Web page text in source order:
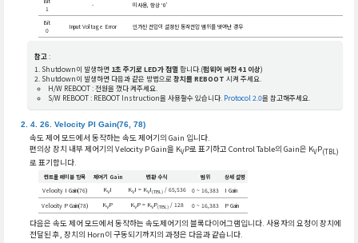
1
- 미사용, 항상 ‘0’
Bit
0
Input Voltage Error 인가된 전압이 설정된 동작전압 범위를 벗어난 경우
참고 :
Shutdown이 발생하면 1초 주기로 LED가 점멸 합니다.(펌웨어 버전 41 이상)
Shutdown이 발생하면 다음과 같은 방법으로 장치를 REBOOT 시켜 주세요.
H/W REBOOT : 전원을 껐다 켜주세요.
S/W REBOOT : REBOOT Instruction을 사용할수 있습니다. Protocol 2.0을 참고해주세요.
Velocity PI Gain(76, 78)
속도 제어 모드에서 동작하는 속도 제어기의 Gain 입니다.
편의상 장치 내부 제어기의 Velocity P Gain을 KVP로 표기하고 Control Table의 Gain은 KVP(TBL)
로 표기합니다.
컨트롤 테이블 항목 제어기 Gain 변환 수식 범위
상세 설명
Velocity I Gain(76)
KVI KVI = KVI(TBL)/ 65,536 0 ~ 16,383
I Gain
Velocity P Gain(78)
KVP KVP = KVP(TBL)/ 128 0 ~ 16,383 P Gain
다음은 속도 제어 모드에서 동작하는 속도제어기의 블록다이어그램입니다. 사용자의 요청이 장치에
전달된 후, 장치의 Horn이 구동되기까지의 과정은 다음과 같습니다.